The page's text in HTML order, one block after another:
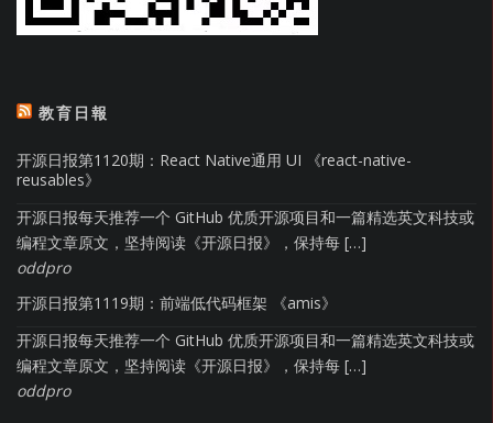
教育日報
开源日报第1120期：React Native通用 UI 《react-native-
reusables》
开源日报每天推荐一个 GitHub 优质开源项目和一篇精选英文科技或
编程文章原文，坚持阅读《开源日报》，保持每 […]
oddpro
开源日报第1119期：前端低代码框架 《amis》
开源日报每天推荐一个 GitHub 优质开源项目和一篇精选英文科技或
编程文章原文，坚持阅读《开源日报》，保持每 […]
oddpro